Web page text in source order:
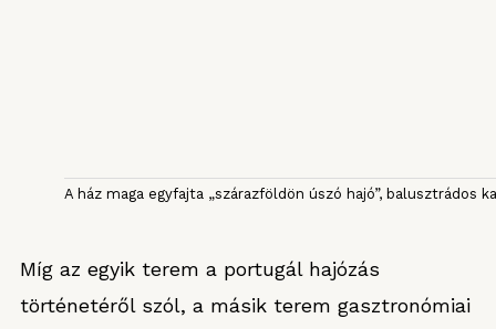
A ház maga egyfajta „szárazföldön úszó hajó”, balusztrádos
Míg az egyik terem a portugál hajózás
történetéről szól, a másik terem gasztronómiai